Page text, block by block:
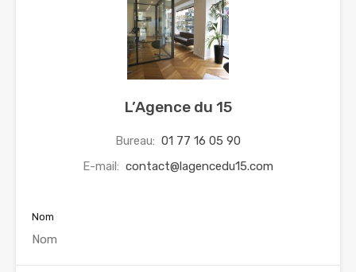
L’Agence du 15
Bureau: 01 77 16 05 90
E-mail: contact@lagencedu15.com
Nom